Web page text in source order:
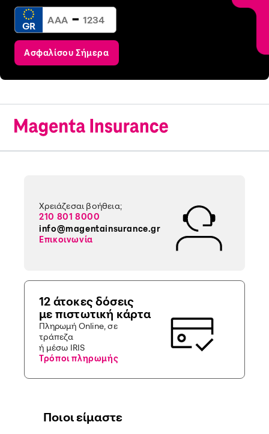
GR -
Ασφαλίσου Σήμερα
Ποιοι είμαστε
Χρειάζεσαι βοήθεια;
210 801 8000
info@magentainsurance.gr
Επικοινωνία
12 άτοκες δόσεις
με πιστωτική κάρτα
Πληρωμή Online, σε
τράπεζα
ή μέσω IRIS
Τρόποι πληρωμής